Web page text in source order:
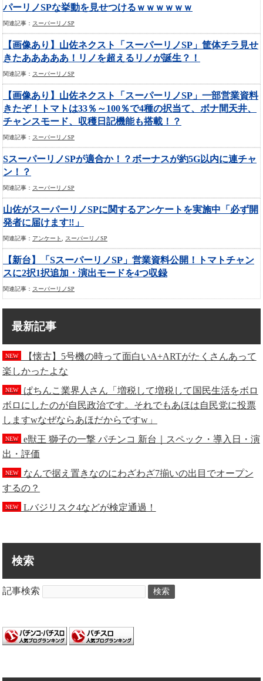
パーリノSPな挙動を見せつけるｗｗｗｗｗｗ
関連記事： スーパーリノSP
【画像あり】山佐ネクスト「スーパーリノSP」筐体チラ見せ
きたあああああ！リノを超えるリノが誕生？！
関連記事： スーパーリノSP
【画像あり】山佐ネクスト「スーパーリノSP」一部営業資料
きたぞ！トマトは33％～100％で4種の択当て、ボナ間天井、
チャンスモード、収穫日記機能も搭載！？
関連記事： スーパーリノSP
SスーパーリノSPが適合か！？ボーナスが約5G以内に連チャ
ン！？
関連記事： スーパーリノSP
山佐がスーパーリノSPに関するアンケートを実施中「必ず開
発者に届けます‼」
関連記事： アンケート スーパーリノSP
【新台】「SスーパーリノSP」営業資料公開！トマトチャン
スに2択1択追加・演出モードを4つ収録
関連記事： スーパーリノSP
最新記事
NEW
【懐古】5号機の時って面白いA+ARTがたくさんあって
楽しかったよな
NEW
ぱちんこ業界人さん「増税して増税して国民生活をボロ
ボロにしたのが自民政治です。それでもあほは自民党に投票
しますwなぜならあほだからですw」
NEW
e獣王 獅子の一撃 パチンコ 新台｜スペック・導入日・演
出・評価
NEW
なんで据え置きなのにわざわざ7揃いの出目でオープン
するの？
NEW Lバジリスク4などが検定通過！
検索
記事検索 検索